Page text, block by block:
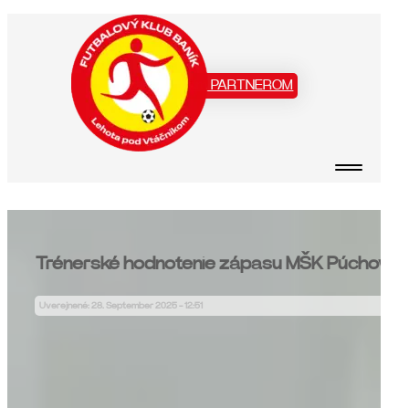
Staň sa našim PARTNEROM
Trénerské hodnotenie zápasu MŠK Púchov
Uverejnené: 28. September 2025 - 12:51